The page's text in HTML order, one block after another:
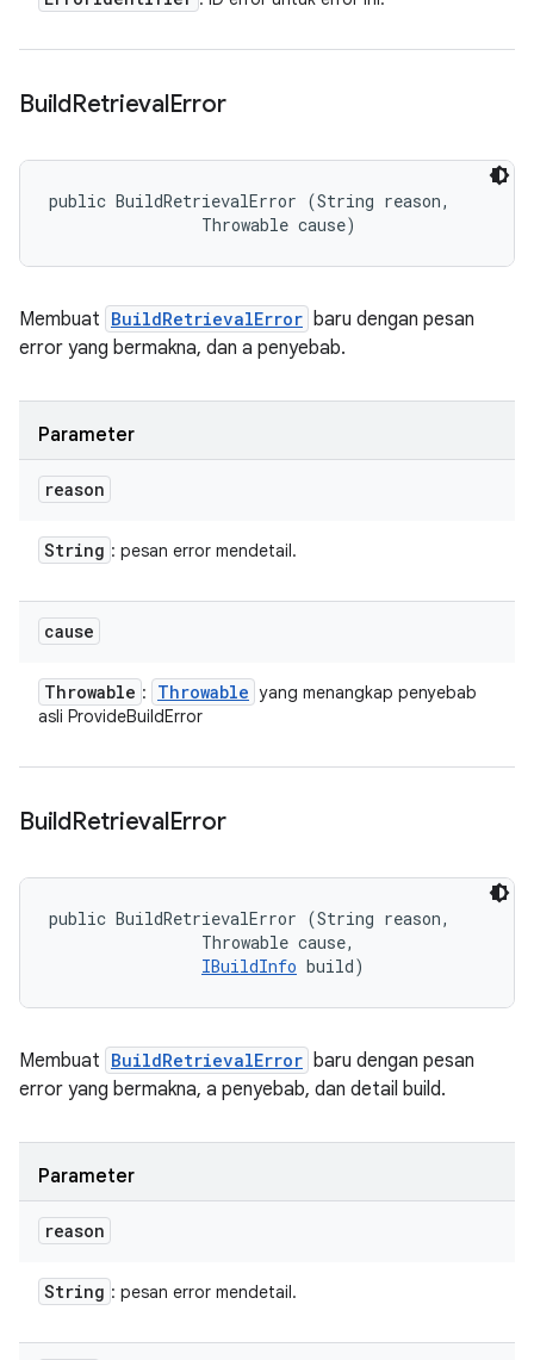
BuildRetrievalError
public BuildRetrievalError (String reason,
                Throwable cause)
Membuat BuildRetrievalError baru dengan pesan
error yang bermakna, dan a penyebab.
Parameter
reason
String : pesan error mendetail.
cause
Throwable : Throwable yang menangkap penyebab
asli ProvideBuildError
BuildRetrievalError
public BuildRetrievalError (String reason,
                Throwable cause,
IBuildInfo build)
Membuat BuildRetrievalError baru dengan pesan
error yang bermakna, a penyebab, dan detail build.
Parameter
reason
String : pesan error mendetail.